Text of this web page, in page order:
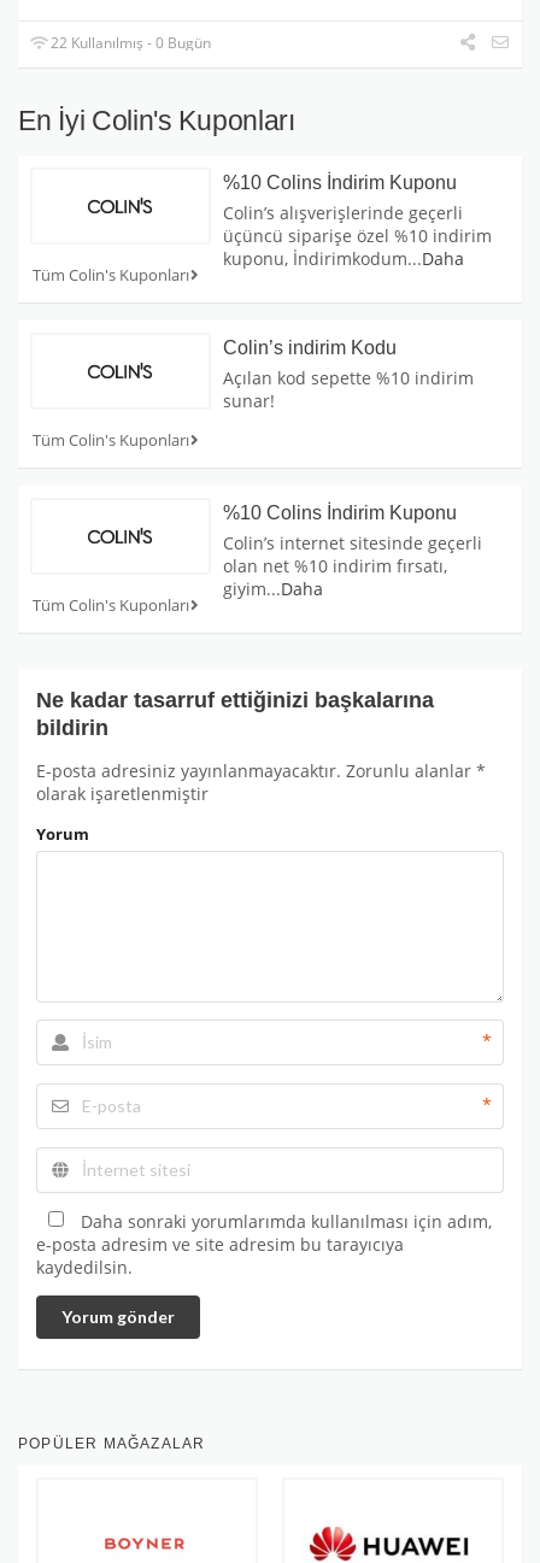
22 Kullanılmış - 0 Bugün
En İyi Colin's Kuponları
Tüm Colin's Kuponları
%10 Colins İndirim Kuponu
Colin’s alışverişlerinde geçerli
üçüncü siparişe özel %10 indirim
kuponu, İndirimkodum...Daha
Tüm Colin's Kuponları
Colin’s indirim Kodu
Açılan kod sepette %10 indirim
sunar!
Tüm Colin's Kuponları
%10 Colins İndirim Kuponu
Colin’s internet sitesinde geçerli
olan net %10 indirim fırsatı,
giyim...Daha
Ne kadar tasarruf ettiğinizi başkalarına
bildirin
E-posta adresiniz yayınlanmayacaktır. Zorunlu alanlar *
olarak işaretlenmiştir
Yorum
*
*
Daha sonraki yorumlarımda kullanılması için adım,
e-posta adresim ve site adresim bu tarayıcıya
kaydedilsin.
Yorum gönder
POPÜLER MAĞAZALAR